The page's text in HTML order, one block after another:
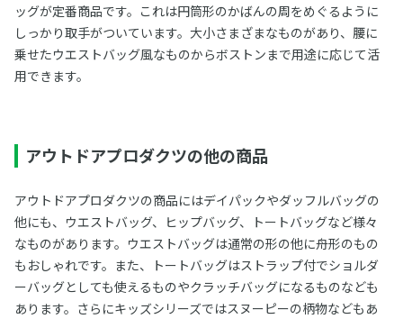
ッグが定番商品です。これは円筒形のかばんの周をめぐるように
しっかり取手がついています。大小さまざまなものがあり、腰に
乗せたウエストバッグ風なものからボストンまで用途に応じて活
用できます。
アウトドアプロダクツの他の商品
アウトドアプロダクツの商品にはデイパックやダッフルバッグの
他にも、ウエストバッグ、ヒップバッグ、トートバッグなど様々
なものがあります。ウエストバッグは通常の形の他に舟形のもの
もおしゃれです。また、トートバッグはストラップ付でショルダ
ーバッグとしても使えるものやクラッチバッグになるものなども
あります。さらにキッズシリーズではスヌーピーの柄物などもあ